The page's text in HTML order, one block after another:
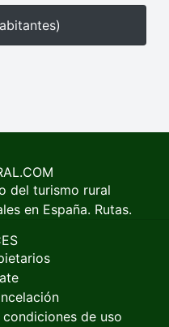
del turismo rural
en España. Rutas.
de uso